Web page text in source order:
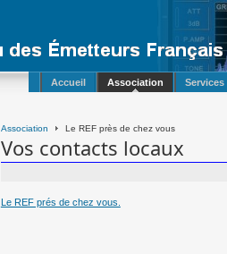
Accueil Association Services
Association Le REF près de chez vous
Vos contacts locaux
Le REF prés de chez vous.